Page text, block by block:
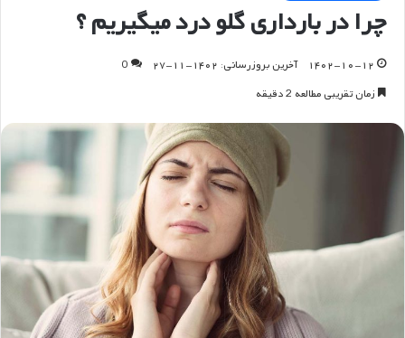
چرا در بارداری گلو درد میگیریم ؟
۱۴۰۲-۱۰-۱۲ آخرین بروزرسانی: ۱۴۰۲-۱۱-۲۷
0
زمان تقریبی مطالعه 2 دقیقه